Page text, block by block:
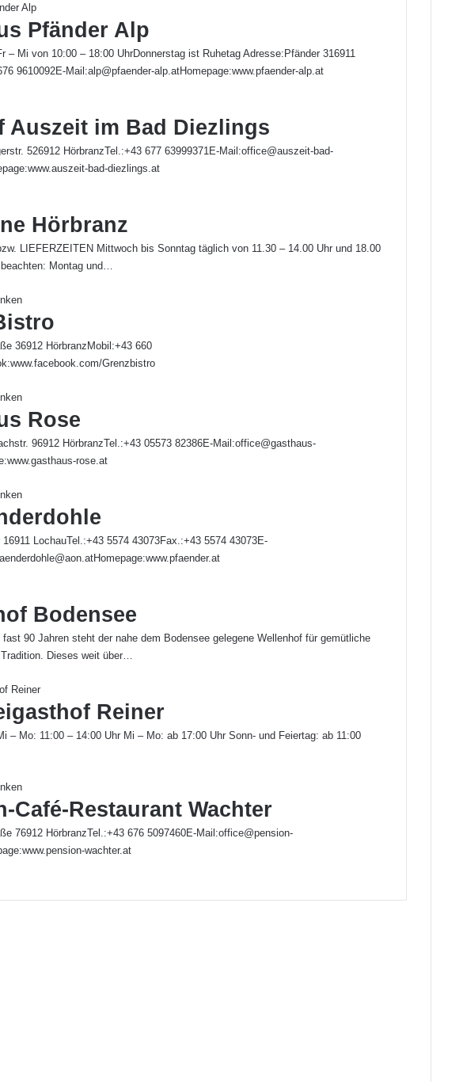
Pfänder Alp
– Mi von 10:00 – 18:00 UhrDonnerstag ist Ruhetag Adresse:Pfänder 316911
9610092E-Mail:alp@pfaender-alp.atHomepage:www.pfaender-alp.at
Auszeit im Bad Diezlings
526912 HörbranzTel.:+43 677 63999371E-Mail:office@auszeit-bad-
bad-diezlings.at
Hörbranz
LIEFERZEITEN Mittwoch bis Sonntag täglich von 11.30 – 14.00 Uhr und 18.00
Montag und…
36912 HörbranzMobil:+43 660
Grenzbistro
Rose
96912 HörbranzTel.:+43 05573 82386E-Mail:office@gasthaus-
rose.at
LochauTel.:+43 5574 43073Fax.:+43 5574 43073E-
Bodensee
90 Jahren steht der nahe dem Bodensee gelegene Wellenhof für gemütliche
Dieses weit über…
Reiner
– Mo: 11:00 – 14:00 Uhr Mi – Mo: ab 17:00 Uhr Sonn- und Feiertag: ab 11:00
Café-Restaurant Wachter
76912 HörbranzTel.:+43 676 5097460E-Mail:office@pension-
wachter.at